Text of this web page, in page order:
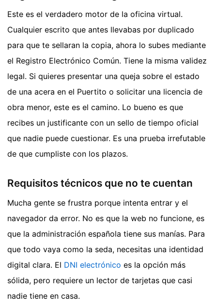
Este es el verdadero motor de la oficina virtual.
Cualquier escrito que antes llevabas por duplicado
para que te sellaran la copia, ahora lo subes mediante
el Registro Electrónico Común. Tiene la misma validez
legal. Si quieres presentar una queja sobre el estado
de una acera en el Puertito o solicitar una licencia de
obra menor, este es el camino. Lo bueno es que
recibes un justificante con un sello de tiempo oficial
que nadie puede cuestionar. Es una prueba irrefutable
de que cumpliste con los plazos.
Requisitos técnicos que no te cuentan
Mucha gente se frustra porque intenta entrar y el
navegador da error. No es que la web no funcione, es
que la administración española tiene sus manías. Para
que todo vaya como la seda, necesitas una identidad
digital clara. El DNI electrónico es la opción más
sólida, pero requiere un lector de tarjetas que casi
nadie tiene en casa.